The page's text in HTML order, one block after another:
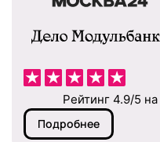
Рейтинг 4.9/5
Подробнее